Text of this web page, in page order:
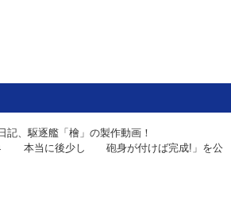
記、駆逐艦「檜」の製作動画！
４ 本当に後少し 砲身が付けば完成! 」を公